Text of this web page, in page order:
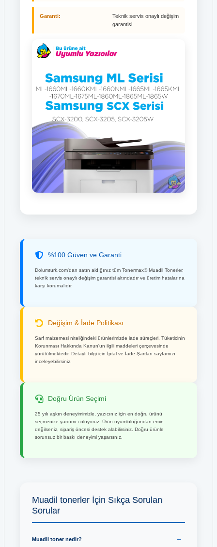
Garanti:
Teknik servis onaylı değişim
garantisi
%100 Güven ve Garanti
Dolumturk.com'dan satın aldığınız tüm Tonermax® Muadil Tonerler,
teknik servis onaylı değişim garantisi altındadır ve üretim hatalarına
karşı korumalıdır.
Değişim & İade Politikası
Sarf malzemesi niteliğindeki ürünlerimizde iade süreçleri, Tüketicinin
Korunması Hakkında Kanun'un ilgili maddeleri çerçevesinde
yürütülmektedir. Detaylı bilgi için İptal ve İade Şartları sayfamızı
inceleyebilirsiniz.
Doğru Ürün Seçimi
25 yılı aşkın deneyimimizle, yazıcınız için en doğru ürünü
seçmenize yardımcı oluyoruz. Ürün uyumluluğundan emin
değilseniz, sipariş öncesi destek alabilirsiniz. Doğru ürünle
sorunsuz bir baskı deneyimi yaşarsınız.
Muadil tonerler İçin Sıkça Sorulan
Sorular
Muadil toner nedir?